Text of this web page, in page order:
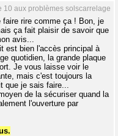
10 aux problèmes solscarrelage
rire comme ça ! Bon, je
ça fait plaisir de savoir que
avis...
est bien l'accès principal à
quotidien, la grande plaque
Je vous laisse voir le
mais c'est toujours la
que je sais faire...
de la sécuriser quand la
l'ouverture par